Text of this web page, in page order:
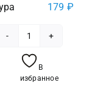
179 ₽
товара
Шар
В
избранное